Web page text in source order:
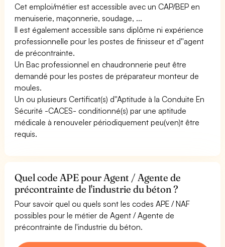
Cet emploi/métier est accessible avec un CAP/BEP en
menuiserie, maçonnerie, soudage, ...
Il est également accessible sans diplôme ni expérience
professionnelle pour les postes de finisseur et d''agent
de précontrainte.
Un Bac professionnel en chaudronnerie peut être
demandé pour les postes de préparateur monteur de
moules.
Un ou plusieurs Certificat(s) d''Aptitude à la Conduite En
Sécurité -CACES- conditionné(s) par une aptitude
médicale à renouveler périodiquement peu(ven)t être
requis.
Quel code APE pour Agent / Agente de
précontrainte de l'industrie du béton ?
Pour savoir quel ou quels sont les codes APE / NAF
possibles pour le métier de Agent / Agente de
précontrainte de l'industrie du béton.